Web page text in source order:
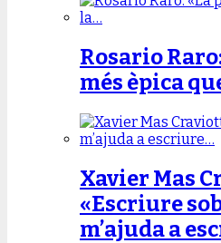
Rosario
més èpica
Xavier Mas
«Escriure
m’ajuda a